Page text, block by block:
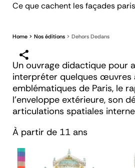
Ce que cachent les façades
Home Nos éditions Dehors Dedans
Un ouvrage didactique pour
interpréter quelques œuvres
emblématiques de Paris, le
l’enveloppe extérieure, son
articulations spatiales
À partir de 11 ans